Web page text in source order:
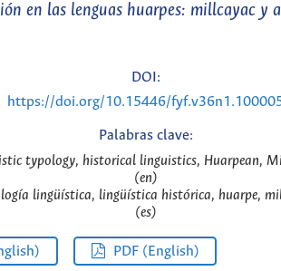
en las lenguas huarpes: millcayac y
DOI:
https://doi.org/10.15446/
Palabras clave:
typology, historical linguistics, Huarpean,
(en)
lingüística, lingüística histórica, huarpe,
(es)
PDF (English)